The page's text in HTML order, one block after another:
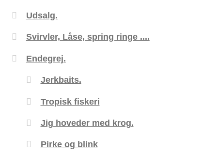
Udsalg.
Svirvler, Låse, spring ringe ....
Endegrej.
Jerkbaits.
Tropisk fiskeri
Jig hoveder med krog.
Pirke og blink